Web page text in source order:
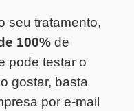
seu tratamento,
100% de
pode testar o
gostar, basta
por e-mail